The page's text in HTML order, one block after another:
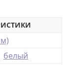
белый